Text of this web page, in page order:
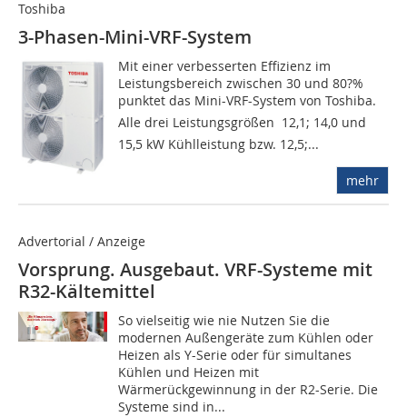
Toshiba
3-Phasen-Mini-VRF-System
Mit einer verbesserten Effizienz im
Leistungsbereich zwischen 30 und 80?%
punktet das Mini-VRF-System von Toshiba.
Alle drei Leistungsgrößen  12,1; 14,0 und
15,5 kW Kühlleistung bzw. 12,5;...
mehr
Advertorial / Anzeige
Vorsprung. Ausgebaut. VRF-Systeme mit
R32-Kältemittel
So vielseitig wie nie Nutzen Sie die
modernen Außengeräte zum Kühlen oder
Heizen als Y-Serie oder für simultanes
Kühlen und Heizen mit
Wärmerückgewinnung in der R2-Serie. Die
Systeme sind in...